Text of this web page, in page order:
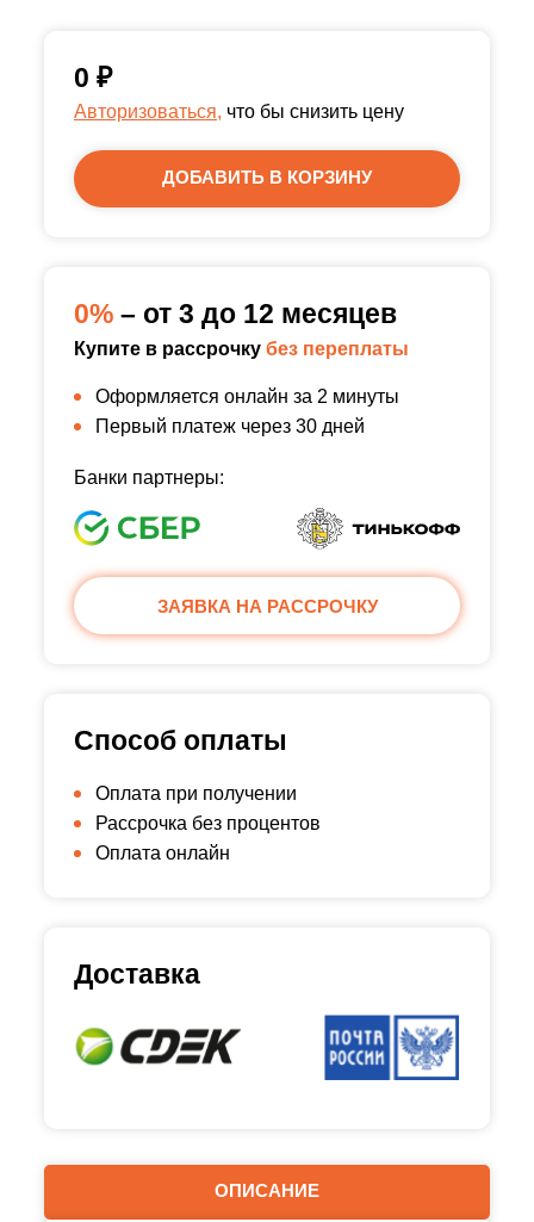
ОПИСАНИЕ
0 ₽
Авторизоваться, что бы снизить цену
ДОБАВИТЬ В КОРЗИНУ
0% – от 3 до 12 месяцев
Купите в рассрочку без переплаты
Оформляется онлайн за 2 минуты
Первый платеж через 30 дней
Банки партнеры:
ЗАЯВКА НА РАССРОЧКУ
Способ оплаты
Оплата при получении
Рассрочка без процентов
Оплата онлайн
Доставка